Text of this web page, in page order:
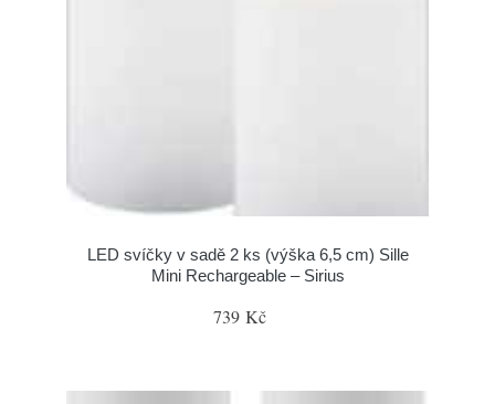
LED svíčky v sadě 2 ks (výška 6,5 cm) Sille
Mini Rechargeable – Sirius
739 Kč